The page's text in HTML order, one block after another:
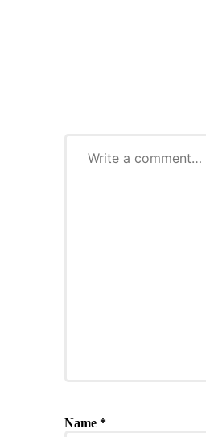
Name *